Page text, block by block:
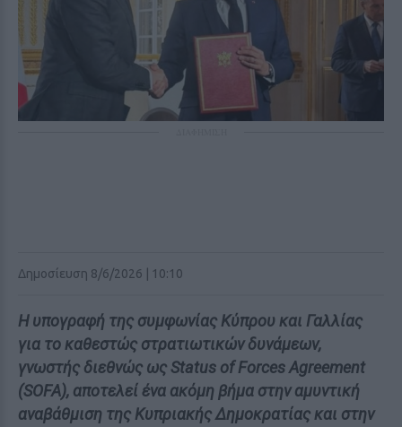
Δημοσίευση 8/6/2026 | 10:10
Η υπογραφή της συμφωνίας Κύπρου και Γαλλίας
για το καθεστώς στρατιωτικών δυνάμεων,
γνωστής διεθνώς ως Status of Forces Agreement
(SOFA), αποτελεί ένα ακόμη βήμα στην αμυντική
αναβάθμιση της Κυπριακής Δημοκρατίας και στην